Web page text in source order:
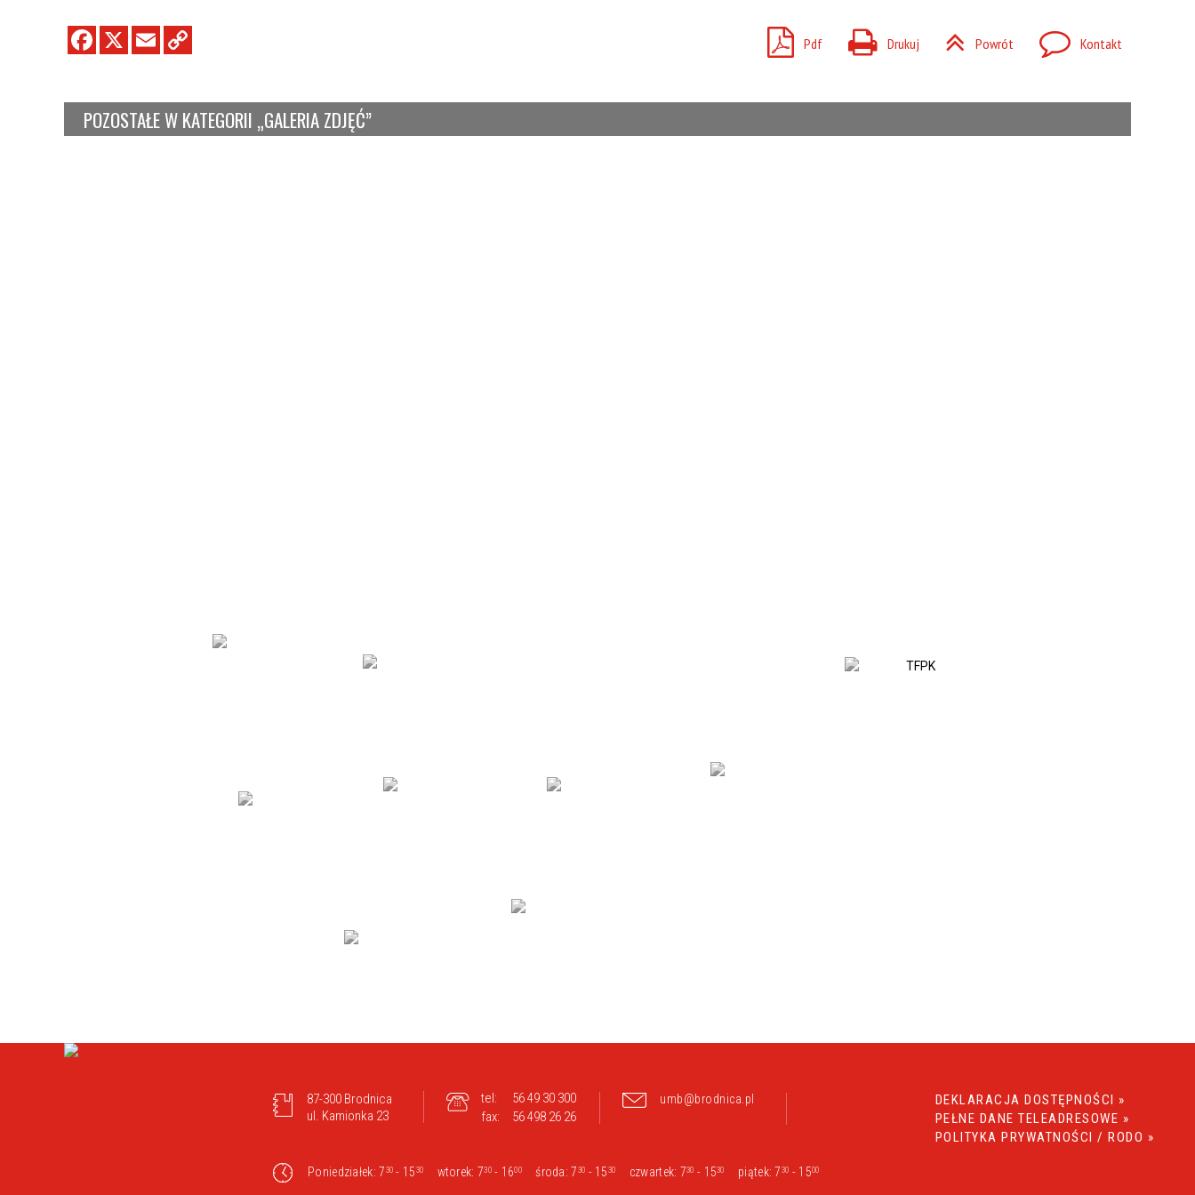
Pdf Drukuj Powrót Kontakt
POZOSTAŁE W KATEGORII „GALERIA ZDJĘĆ”
87-300 Brodnica
ul. Kamionka 23
tel:
56 49 30 300
fax:
56 498 26 26
umb@brodnica.pl
Poniedziałek: 7 30 - 15 30 wtorek: 730- 1600 środa: 7 30 - 15 30 czwartek: 730 - 1530 piątek: 7 30 - 1500
DEKLARACJA DOSTĘPNOŚCI »
PEŁNE DANE TELEADRESOWE »
POLITYKA PRYWATNOŚCI / RODO »